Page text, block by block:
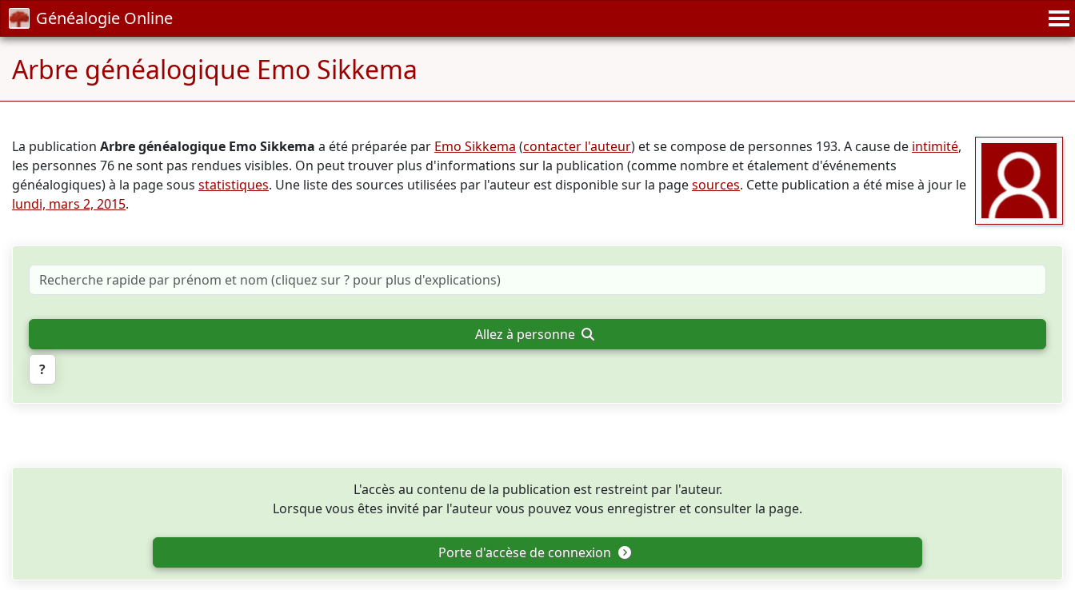
Généalogie Online
Arbre généalogique Emo Sikkema
La publication Arbre généalogique Emo Sikkema a été préparée par Emo Sikkema (contacter l'auteur) et se compose de personnes 193. A cause de intimité,
les personnes 76 ne sont pas rendues visibles. On peut trouver plus d'informations sur la publication (comme nombre et étalement d'événements
généalogiques) à la page sous statistiques. Une liste des sources utilisées par l'auteur est disponible sur la pagesources. Cette publication a été mise à jour le
lundi, mars 2, 2015.
Allez à personne
?
L'accès au contenu de la publication est restreint par l'auteur.
Lorsque vous êtes invité par l'auteur vous pouvez vous enregistrer et consulter la page.
Porte d'accèse de connexion